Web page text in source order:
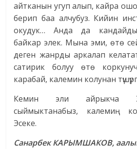
айтканын угуп алып, кайра
берип баа алчубуз. Кийин
окудук… Анда да кандайдыр
байкар элек. Мына эми, өтө
деген жанрды аркалап
сатирик болуу өтө
карабай, калемин колунан
Кемин эли айрыкча
сыймыктанабыз, калемиң
Эсеке.
Санарбек КАРЫМШАКОВ,